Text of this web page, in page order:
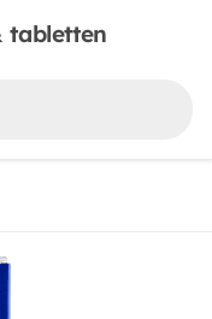
tabletten